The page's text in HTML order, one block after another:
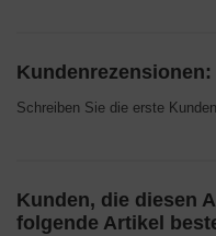
Kundenrezensionen:
Schreiben Sie die erste
Kunden, die diesen
folgende Artikel